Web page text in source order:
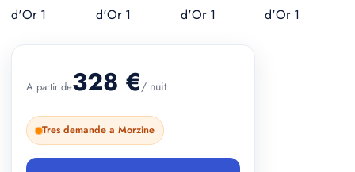
A partir de328 €/ nuit
Tres demande a Morzine